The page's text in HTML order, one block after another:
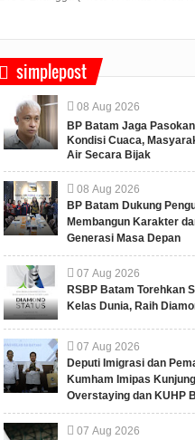
simplepost
08 Aug 2026
BP Batam Jaga
Kondisi Cuaca,
Air Secara Bijak
08 Aug 2026
BP Batam Dukung
Membangun Karakter
Generasi Masa Depan
07 Aug 2026
RSBP Batam Torehkan
Kelas Dunia, Raih
07 Aug 2026
Deputi Imigrasi dan
Kumham Imipas
Overstaying dan KUHP
07 Aug 2026